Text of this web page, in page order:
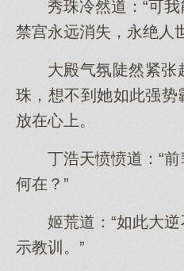
秀珠冷然道：“可
禁宫永远消失，永绝人
大殿气氛陡然紧张
珠，想不到她如此强势
放在心上。
丁浩天愤愤道：“
何在？”
姬荒道：“如此大
示教训。”